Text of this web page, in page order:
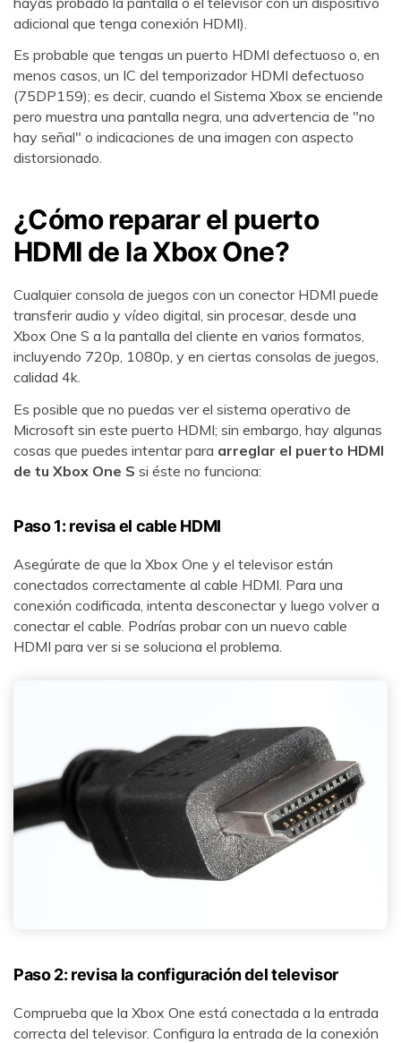
adicional que tenga conexión HDMI).
Es probable que tengas un puerto HDMI defectuoso o, en
menos casos, un IC del temporizador HDMI defectuoso
(75DP159); es decir, cuando el Sistema Xbox se enciende
pero muestra una pantalla negra, una advertencia de "no
hay señal" o indicaciones de una imagen con aspecto
distorsionado.
¿Cómo reparar el puerto
HDMI de la Xbox One?󠀲󠀡󠀠󠀦󠀥󠀠󠀢󠀥󠀣󠀳󠀰
Cualquier consola de juegos con un conector HDMI puede
transferir audio y vídeo digital, sin procesar, desde una
Xbox One S a la pantalla del cliente en varios formatos,
incluyendo 720p, 1080p, y en ciertas consolas de juegos,
calidad 4k.
Es posible que no puedas ver el sistema operativo de
Microsoft sin este puerto HDMI; sin embargo, hay algunas
cosas que puedes intentar para arreglar el puerto HDMI
de tu Xbox One S si éste no funciona:
Paso 1: revisa el cable HDMI󠀲󠀡󠀠󠀦󠀥󠀠󠀢󠀥󠀤󠀳󠀰
Asegúrate de que la Xbox One y el televisor están
conectados correctamente al cable HDMI. Para una
conexión codificada, intenta desconectar y luego volver a
conectar el cable. Podrías probar con un nuevo cable
HDMI para ver si se soluciona el problema.
Paso 2: revisa la configuración del televisor󠀲󠀡󠀠󠀦󠀥󠀠󠀢󠀥󠀥󠀳󠀰
Comprueba que la Xbox One está conectada a la entrada
correcta del televisor. Configura la entrada de la conexión